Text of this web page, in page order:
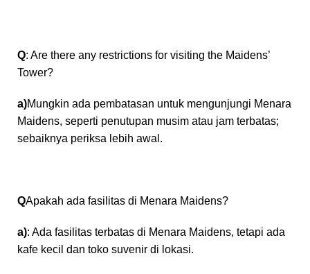
Q: Are there any restrictions for visiting the Maidens’
Tower?
a)Mungkin ada pembatasan untuk mengunjungi Menara
Maidens, seperti penutupan musim atau jam terbatas;
sebaiknya periksa lebih awal.
QApakah ada fasilitas di Menara Maidens?
a): Ada fasilitas terbatas di Menara Maidens, tetapi ada
kafe kecil dan toko suvenir di lokasi.